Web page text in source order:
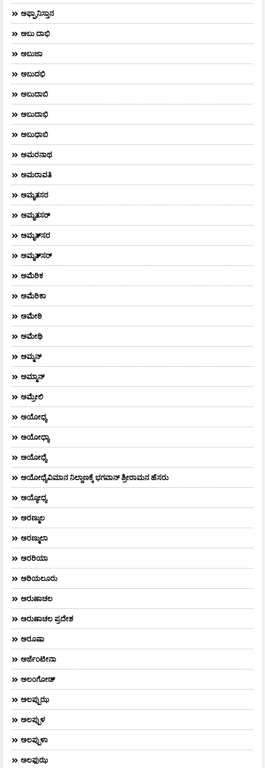
ಅಫ್ಘಾನಿಸ್ತಾನ
ಅಬು ದಾಭಿ
ಅಬುಜಾ
ಅಬುದಭಿ
ಅಬುದಾಬಿ
ಅಬುದಾಭಿ
ಅಬುಧಾಬಿ
ಅಮರನಾಥ
ಅಮರಾವತಿ
ಅಮೃತಸರ
ಅಮೃತಸರ್
ಅಮೃತ್‌ಸರ
ಅಮೃತ್​ಸರ್​
ಅಮೆರಿಕ
ಅಮೆರಿಕಾ
ಅಮೇಠಿ
ಅಮೇಥಿ
ಅಮ್ಮನ್‌
ಅಮ್ಮಾನ್
ಅಮ್ರೇಲಿ
ಅಯೋಧ್ಯ
ಅಯೋಧ್ಯಾ
ಅಯೋಧ್ಯೆ
ಅಯೋಧ್ಯೆವಿಮಾನ ನಿಲ್ದಾಣಕ್ಕೆ ಭಗವಾನ್ ಶ್ರೀರಾಮನ ಹೆಸರು
ಅಯ್ಯೋಧ್ಯ
ಅರಣ್ಮುಲ
ಅರಣ್ಮುಲಾ
ಅರರಿಯಾ
ಅರಿಯಲೂರು
ಅರುಣಾಚಲ
ಅರುಣಾಚಲ ಪ್ರದೇಶ
ಅರೂಷಾ
ಅರ್ಜೆಂಟೀನಾ
ಅಲಂಗೋಡ್
ಅಲಪ್ಪುಝ
ಅಲಪ್ಪುಳ
ಅಲಪ್ಪುಳಾ
ಅಲಫುಝ